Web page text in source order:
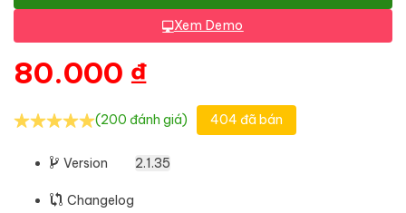
Xem Demo
80.000 ₫
(200 đánh giá) 404 đã bán
Version 2.1.35
Changelog